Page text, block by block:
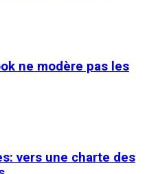
ne modère pas les
vers une charte des